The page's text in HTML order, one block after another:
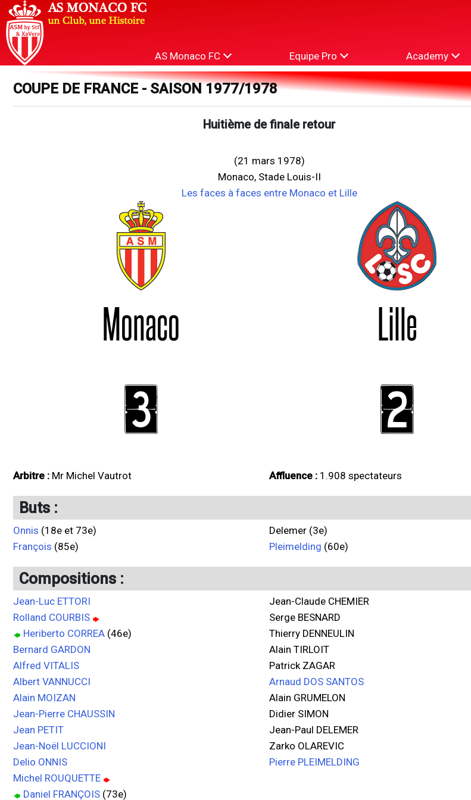
AS Monaco FC Equipe Pro Academy
COUPE DE FRANCE - SAISON 1977/1978
Huitième de finale retour
(21 mars 1978)
Monaco, Stade Louis-II
Les faces à faces entre Monaco et Lille
Monaco Lille
3 2
Arbitre : Mr Michel Vautrot Affluence : 1.908 spectateurs
Buts :
Onnis (18e et 73e)
François (85e)
Delemer (3e)
Pleimelding (60e)
Compositions :
Jean-Luc ETTORI
Rolland COURBIS
Heriberto CORREA (46e)
Bernard GARDON
Alfred VITALIS
Albert VANNUCCI
Alain MOIZAN
Jean-Pierre CHAUSSIN
Jean PETIT
Jean-Noël LUCCIONI
Delio ONNIS
Michel ROUQUETTE
Daniel FRANÇOIS (73e)
Jean-Claude CHEMIER
Serge BESNARD
Thierry DENNEULIN
Alain TIRLOIT
Patrick ZAGAR
Arnaud DOS SANTOS
Alain GRUMELON
Didier SIMON
Jean-Paul DELEMER
Zarko OLAREVIC
Pierre PLEIMELDING